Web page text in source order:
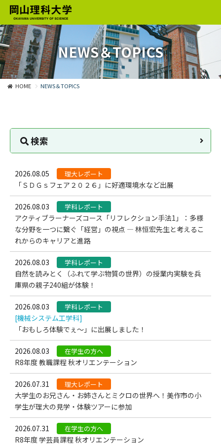
NEWS＆TOPICS
HOME NEWS＆TOPICS
検索
2026.08.05 理大レポート
「ＳＤＧｓフェア２０２６」に好適環境水など出展
2026.08.03 学科レポート
アクティブラーナーズコース「リフレクション手法1」：多様
な分野を一つに繋ぐ「経営」の視点 — 林恒宏先生と考えるこ
れからのキャリアと進路
2026.08.03 学科レポート
自然を読みとく（ふれて学ぶ物質の世界）の授業内実験を兵
庫県の親子240組が体験！
2026.08.03 学科レポート
[機械システム工学科]
「おもしろ体験でぇ～」に出展しました！
2026.08.03 在学生の方へ
R8年度 教職課程 秋オリエンテーション
2026.07.31 理大レポート
大学生のお兄さん・お姉さんとミクロの世界へ！美作市の小
学生が理大の見学・体験ツアーに参加
2026.07.31 在学生の方へ
R8年度 学芸員課程 秋オリエンテーション